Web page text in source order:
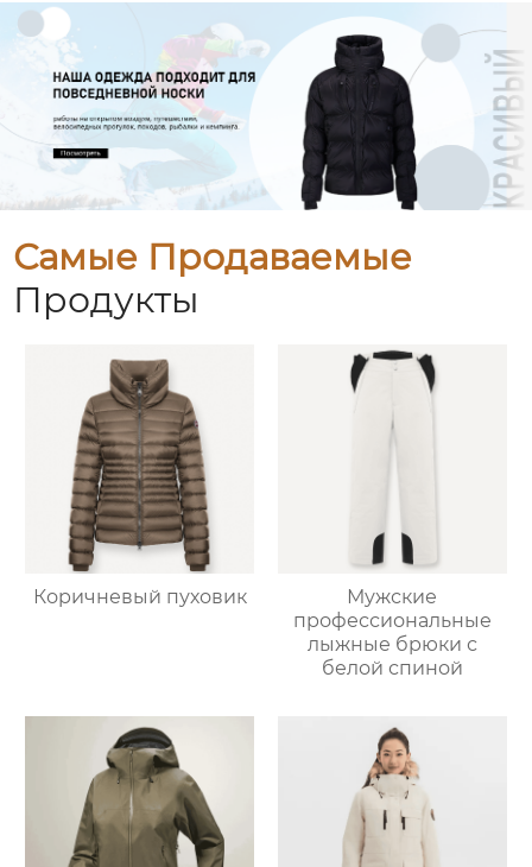
Самые Продаваемые
Продукты
Коричневый пуховик
Мужские
профессиональные
лыжные брюки с
белой спиной